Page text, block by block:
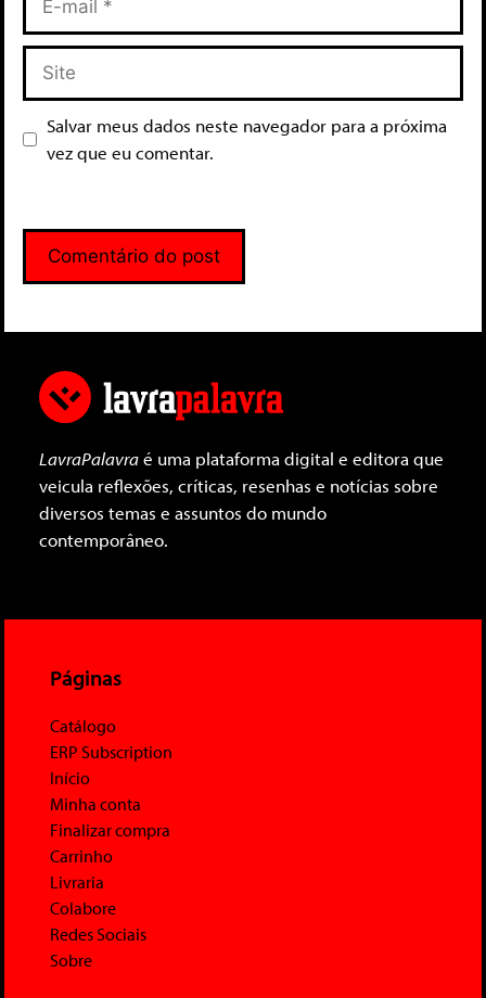
Salvar meus dados neste navegador para a próxima
vez que eu comentar.
LavraPalavraé uma plataforma digital e editora que
veicula reflexões, críticas, resenhas e notícias sobre
diversos temas e assuntos do mundo
contemporâneo.
Páginas
Catálogo
ERP Subscription
Início
Minha conta
Finalizar compra
Carrinho
Livraria
Colabore
Redes Sociais
Sobre